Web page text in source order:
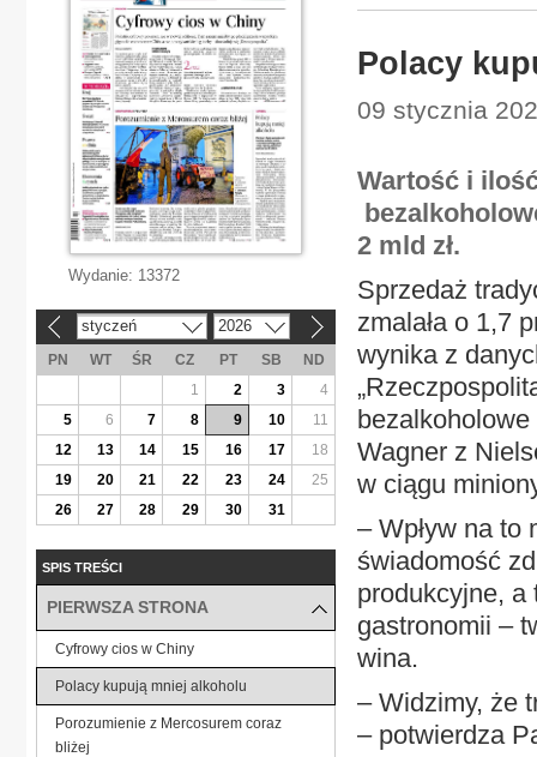
Polacy
09 stycznia
Wartość i
2 mld zł.
Sprzedaż
zmalała o 1,7
wynika z
Wagner z
w ciągu
– Wpływ na to
świadomość
produkcyjne, a
gastronomii –
wina.
– Widzimy, że
– potwierdza
Wydanie: 13372
styczeń 2026
PN WT ŚR CZ PT SB
ND
1
2 3
4
5
6 7 8 9 10
11
12
13 14 15 16 17
18
19
20 21 22 23 24
25
26
27 28 29 30 31
SPIS TREŚCI
PIERWSZA STRONA
Cyfrowy cios w Chiny
Polacy kupują mniej alkoholu
Porozumienie z Mercosurem coraz
bliżej